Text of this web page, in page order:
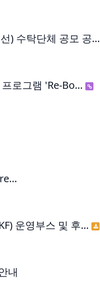
) 수탁단체 공모 공…
로그램 'Re-Bo…
운영부스 및 후…
내